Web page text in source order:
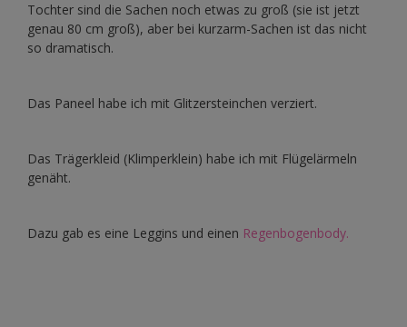
Tochter sind die Sachen noch etwas zu groß (sie ist jetzt
genau 80 cm groß), aber bei kurzarm-Sachen ist das nicht
so dramatisch.
Das Paneel habe ich mit Glitzersteinchen verziert.
Das Trägerkleid (Klimperklein) habe ich mit Flügelärmeln
genäht.
Dazu gab es eine Leggins und einen Regenbogenbody.